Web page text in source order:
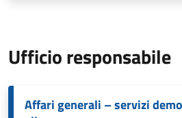
Ufficio responsabile
Affari generali – servizi